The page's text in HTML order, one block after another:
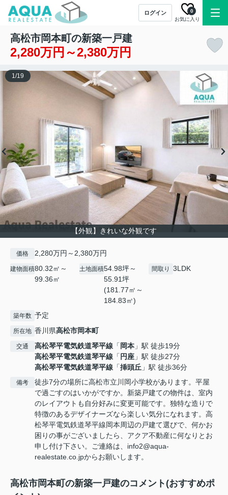
ログイン
お気に入り
0
高松市岡本町の新築一戸建
2,280万円～2,380万円
【外観】きれいな外観です
1/19
価格 2,280万円～2,380万円
建物面積80.32㎡～
99.36㎡
土地面積54.98坪～
55.91坪
(181.77㎡～
184.83㎡)
間取り 3LDK
築年数 予定
所在地 香川県高松市岡本町
交通 高松琴平電気鉄道琴平線 「 岡本 」駅 徒歩19分
高松琴平電気鉄道琴平線 「 円座 」駅 徒歩27分
高松琴平電気鉄道琴平線 「挿頭丘 」駅 徒歩36分
備考
徒歩7分の場所に高松市立川岡小学校があります。平屋
で過ごすのはいかがですか。新築戸建ての物件は、室内
のレイアウトも自分好みに変更可能です。独特な造りで
特徴のあるデザイナーズなら楽しい気分になれます。高
松琴平電気鉄道琴平線岡本周辺の戸建て選びで、何かお
困りの事がございましたら、アクア不動産に何なりとお
申し付け下さい。ご連絡は、info2@aqua-
realestate.co.jpからお願いします。
高松市岡本町の新築一戸建のコメント(おすすめポ